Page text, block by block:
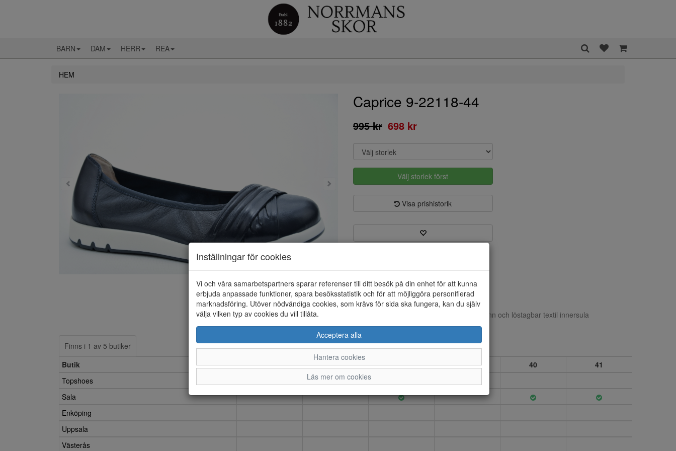
BARN DAM HERR REA
HEM
Caprice 9-22118-44
995 kr 698 kr
Välj storlek först
Visa prishistorik
Material: Skinn
Färg: Blå
Mörk blå ballerina sko med innerfoder i skinn och löstagbar textil innersula
Finns i 1 av 5 butiker
Butik
36 37 38 39 40
41
Topshoes
Sala
Enköping
Uppsala
Västerås
Inställningar för cookies
Vi och våra samarbetspartners sparar referenser till ditt besök på din enhet för att kunna
erbjuda anpassade funktioner, spara besöksstatistik och för att möjliggöra personifierad
marknadsföring. Utöver nödvändiga cookies, som krävs för sida ska fungera, kan du själv
välja vilken typ av cookies du vill tillåta.
Acceptera alla
Hantera cookies
Läs mer om cookies